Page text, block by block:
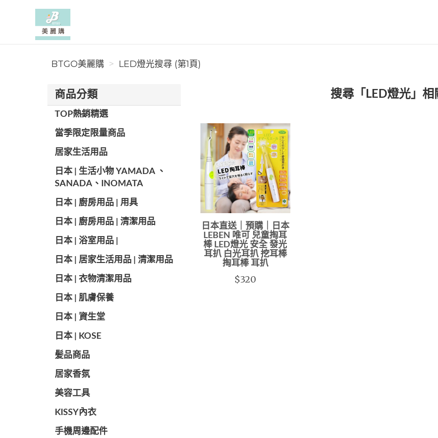
BTGO美麗購
BTGO美麗購 LED燈光搜尋 (第1頁)
商品分類
TOP熱銷精選
當季限定限量商品
居家生活用品
日本 | 生活小物 YAMADA 、
SANADA、INOMATA
日本 | 廚房用品 | 用具
日本 | 廚房用品 | 清潔用品
日本 | 浴室用品 |
日本 | 居家生活用品 | 清潔用品
日本 | 衣物清潔用品
日本 | 肌膚保養
日本 | 資生堂
日本 | KOSE
髪品商品
居家香氛
美容工具
KISSY內衣
手機周邊配件
搜尋「LED燈光」相
日本直送｜預購｜日本
LEBEN 唯可 兒童掏耳
棒 LED燈光 安全 發光
耳扒 白光耳扒 挖耳棒
掏耳棒 耳扒
$320